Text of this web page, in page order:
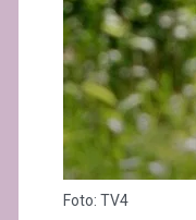
Foto: TV4